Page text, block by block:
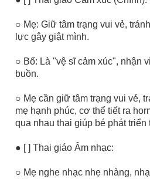
○ Mẹ: Giữ tâm trạng vui vẻ,
lực gây giật mình.
○ Bố: Là "vệ sĩ cảm xúc", nhận
buồn.
○ Mẹ cần giữ tâm trạng vui vẻ,
mẹ hạnh phúc, cơ thể tiết ra
qua nhau thai giúp bé phát triển
● [ ] Thai giáo Âm nhạc:
○ Mẹ nghe nhạc nhẹ nhàng,